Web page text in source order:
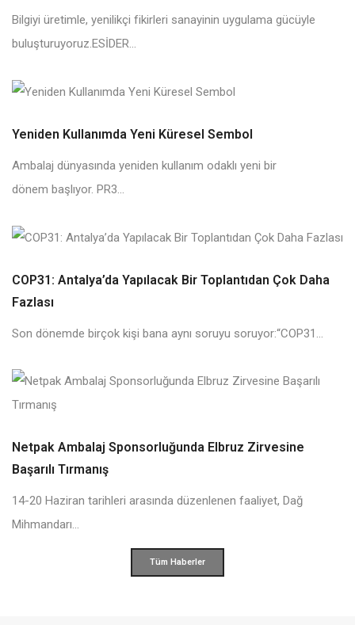
Bilgiyi üretimle, yenilikçi fikirleri sanayinin uygulama gücüyle
buluşturuyoruz.ESİDER...
Yeniden Kullanımda Yeni Küresel Sembol
Ambalaj dünyasında yeniden kullanım odaklı yeni bir
dönem başlıyor. PR3...
COP31: Antalya’da Yapılacak Bir Toplantıdan Çok Daha
Fazlası
Son dönemde birçok kişi bana aynı soruyu soruyor:“COP31...
Netpak Ambalaj Sponsorluğunda Elbruz Zirvesine
Başarılı Tırmanış
14-20 Haziran tarihleri arasında düzenlenen faaliyet, Dağ
Mihmandarı...
Tüm Haberler